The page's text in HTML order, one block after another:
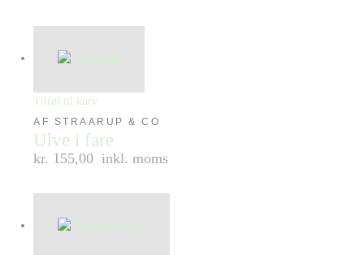
Tilføj til kurv
AF STRAARUP & CO
Ulve i fare
kr. 155,00 inkl. moms